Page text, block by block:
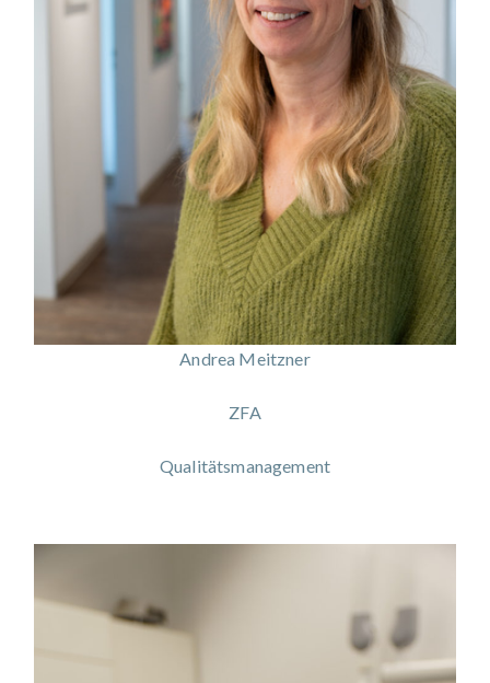
Andrea Meitzner
ZFA
Qualitätsmanagement